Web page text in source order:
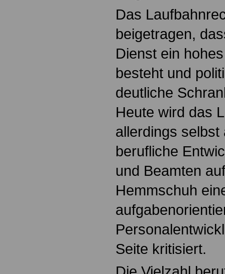
Das
beigetragen,
Dienst ein
besteht und
deutliche
Heute wird das
allerdings
berufliche
und Beamten
Hemmschuh
Seite kritisiert.